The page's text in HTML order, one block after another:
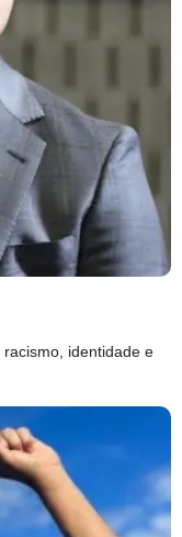
identidade e